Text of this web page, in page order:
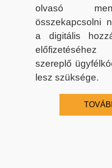
olvasó
összekapcsolni
a digitális
szereplő
lesz szüksége.